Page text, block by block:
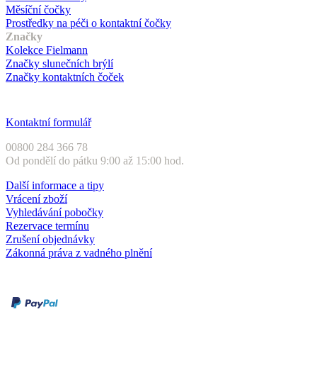
Měsíční čočky
Prostředky na péči o kontaktní čočky
Značky
Kolekce Fielmann
Značky slunečních brýlí
Značky kontaktních čoček
Kontaktní formulář
00800 284 366 78
Od pondělí do pátku 9:00 až 15:00 hod.
Další informace a tipy
Vrácení zboží
Vyhledávání pobočky
Rezervace termínu
Zrušení objednávky
Zákonná práva z vadného plnění